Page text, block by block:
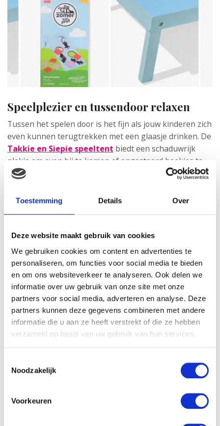
Toestemming Details Over
Deze website maakt gebruik van cookies
We gebruiken cookies om content en advertenties te
personaliseren, om functies voor social media te bieden
en om ons websiteverkeer te analyseren. Ook delen we
informatie over uw gebruik van onze site met onze
partners voor social media, adverteren en analyse. Deze
partners kunnen deze gegevens combineren met andere
informatie die u aan ze heeft verstrekt of die ze hebben
verzameld op basis van uw gebruik van hun services.
Noodzakelijk
Voorkeuren
Speelplezier en tussendoor relaxen
Tussen het spelen door is het fijn als jouw kinderen zich
even kunnen terugtrekken met een glaasje drinken. De
Takkie en Siepie speeltent biedt een schaduwrijk
plekje om even bij te komen of ongestoord boekjes te
lezen. De blauw-wit gestreepte tent heeft een roze
Je zet de tent eenvoudig op met de houten stokken en